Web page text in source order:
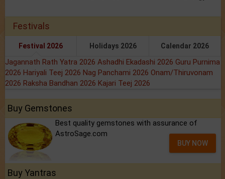
Festivals
Festival 2026 Holidays 2026 Calendar 2026
Jagannath Rath Yatra 2026 Ashadhi Ekadashi 2026 Guru Purnima
2026 Hariyali Teej 2026 Nag Panchami 2026 Onam/Thiruvonam
2026 Raksha Bandhan 2026 Kajari Teej 2026
Buy Gemstones
Best quality gemstones with assurance of
AstroSage.com
BUY NOW
Buy Yantras